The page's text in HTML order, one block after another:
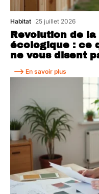
Revolution de
écologique : ce
ne vous disent
Habitat 25 juillet 2026
En savoir plus